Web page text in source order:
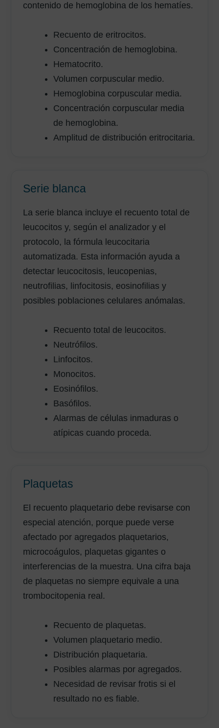
contenido de hemoglobina de los hematíes.
Recuento de eritrocitos.
Concentración de hemoglobina.
Hematocrito.
Volumen corpuscular medio.
Hemoglobina corpuscular media.
Concentración corpuscular media
de hemoglobina.
Amplitud de distribución eritrocitaria.
Serie blanca
La serie blanca incluye el recuento total de
leucocitos y, según el analizador y el
protocolo, la fórmula leucocitaria
automatizada. Esta información ayuda a
detectar leucocitosis, leucopenias,
neutrofilias, linfocitosis, eosinofilias y
posibles poblaciones celulares anómalas.
Recuento total de leucocitos.
Neutrófilos.
Linfocitos.
Monocitos.
Eosinófilos.
Basófilos.
Alarmas de células inmaduras o
atípicas cuando proceda.
Plaquetas
El recuento plaquetario debe revisarse con
especial atención, porque puede verse
afectado por agregados plaquetarios,
microcoágulos, plaquetas gigantes o
interferencias de la muestra. Una cifra baja
de plaquetas no siempre equivale a una
trombocitopenia real.
Recuento de plaquetas.
Volumen plaquetario medio.
Distribución plaquetaria.
Posibles alarmas por agregados.
Necesidad de revisar frotis si el
resultado no es fiable.